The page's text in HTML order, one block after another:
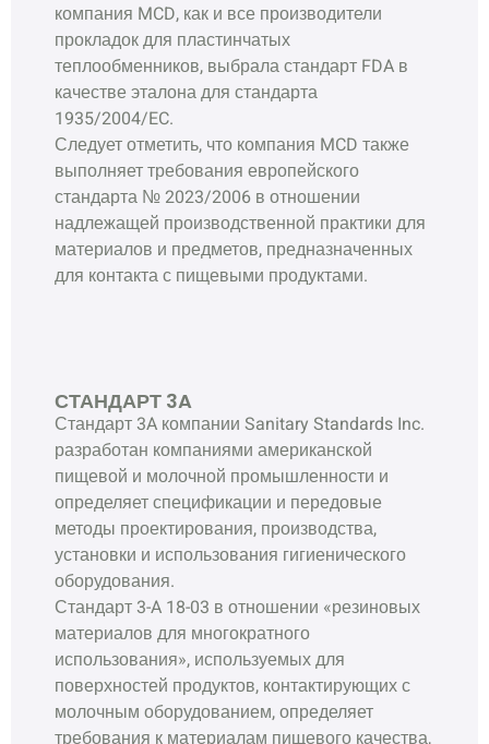
компания MCD, как и все производители
прокладок для пластинчатых
теплообменников, выбрала стандарт FDA в
качестве эталона для стандарта
1935/2004/EC.
Следует отметить, что компания MCD также
выполняет требования европейского
стандарта № 2023/2006 в отношении
надлежащей производственной практики для
материалов и предметов, предназначенных
для контакта с пищевыми продуктами.
СТАНДАРТ 3A
Стандарт 3A компании Sanitary Standards Inc.
разработан компаниями американской
пищевой и молочной промышленности и
определяет спецификации и передовые
методы проектирования, производства,
установки и использования гигиенического
оборудования.
Стандарт 3-A 18-03 в отношении «резиновых
материалов для многократного
использования», используемых для
поверхностей продуктов, контактирующих с
молочным оборудованием, определяет